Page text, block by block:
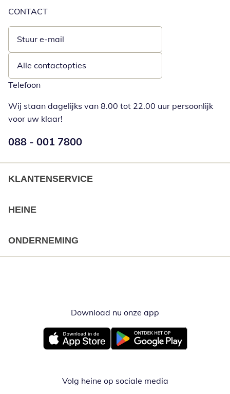
CONTACT
Stuur e-mail
Opent e-mailclient
Alle contactopties
Telefoon
Wij staan dagelijks van 8.00 tot 22.00 uur persoonlijk
voor uw klaar!
Telefoonnummer:
088 - 001 7800
KLANTENSERVICE
HEINE
ONDERNEMING
Download nu onze app
Opent in nieuw vensterOpent in nieuw venster
Volg heine op sociale media